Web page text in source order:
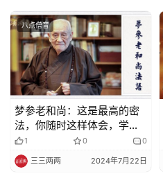
艺
术
政
策
法
规
免
责
八点僧音
梦参老和尚：这是最高的密
法，你随时这样体会，学什
么都能入
1 0 0
三三两两 2024年7月22日